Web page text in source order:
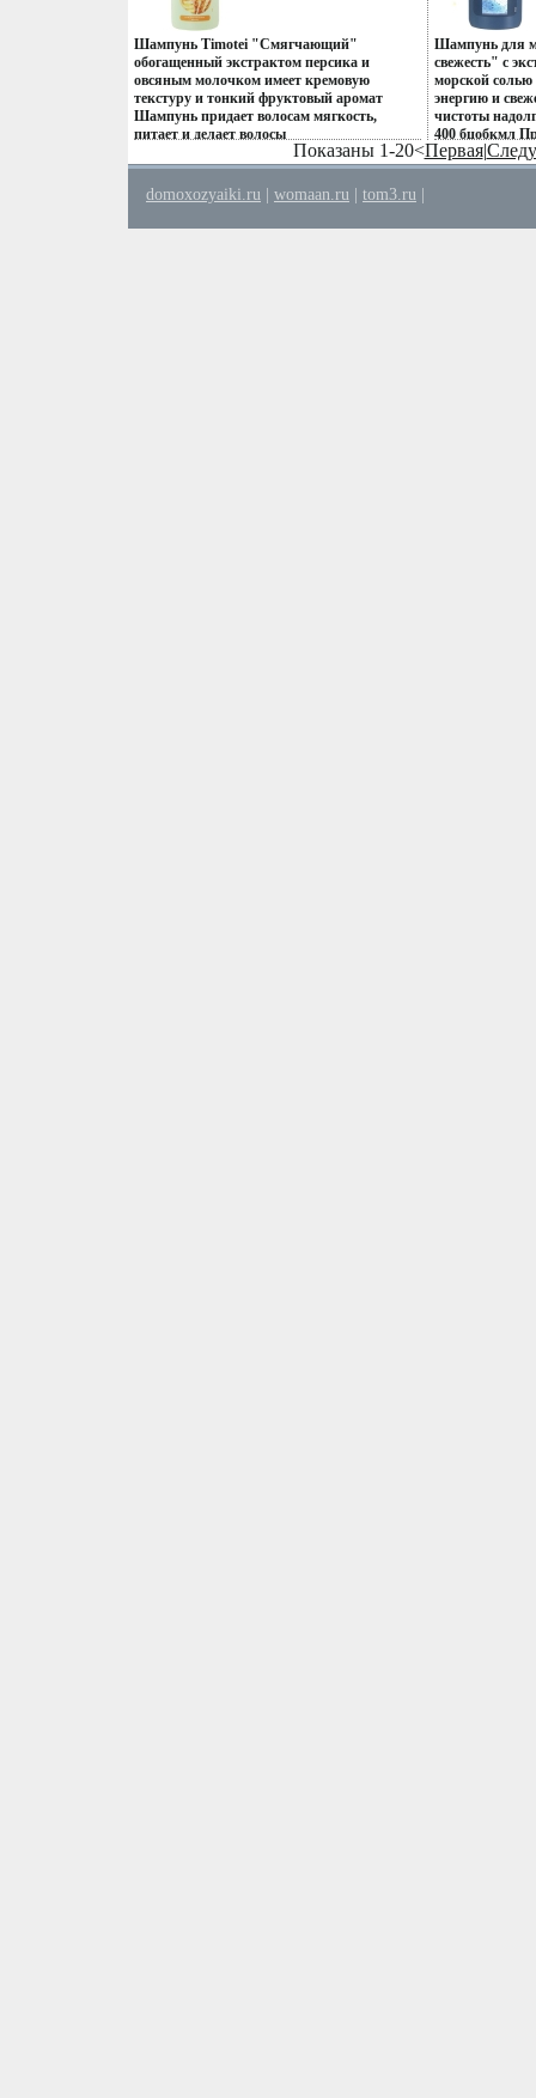
парикмахерами-стилистами и предлагают
профессиональное качество ухода, которое
раньше было доступно только в салоне
Специальная формула с
высококачественными ингредиентами
обеспечит профессиональный уход в
домашних условиях Волосы будут
выглядеть великолепно, как будто вы
только что посетили стилиста!.
Шампунь Timotei "Смягчающий"
обогащенный экстрактом персика и
овсяным молочком имеет кремовую
текстуру и тонкий фруктовый аромат
Шампунь придает волосам мягкость,
питает и делает волосы
шелковистымибцобт Характеристики:
Объем: 750 мл Производитель: Франция
Товар сертифицирован.
раньше было
Специальная
обеспечит
домашних
выглядеть
только что
Шампунь для
свежесть" с
морской
энергию и
чистоты
400 бцобкмл
Показаны 1-20<Первая|
domoxozyaiki.ru womaan.ru tom3.ru